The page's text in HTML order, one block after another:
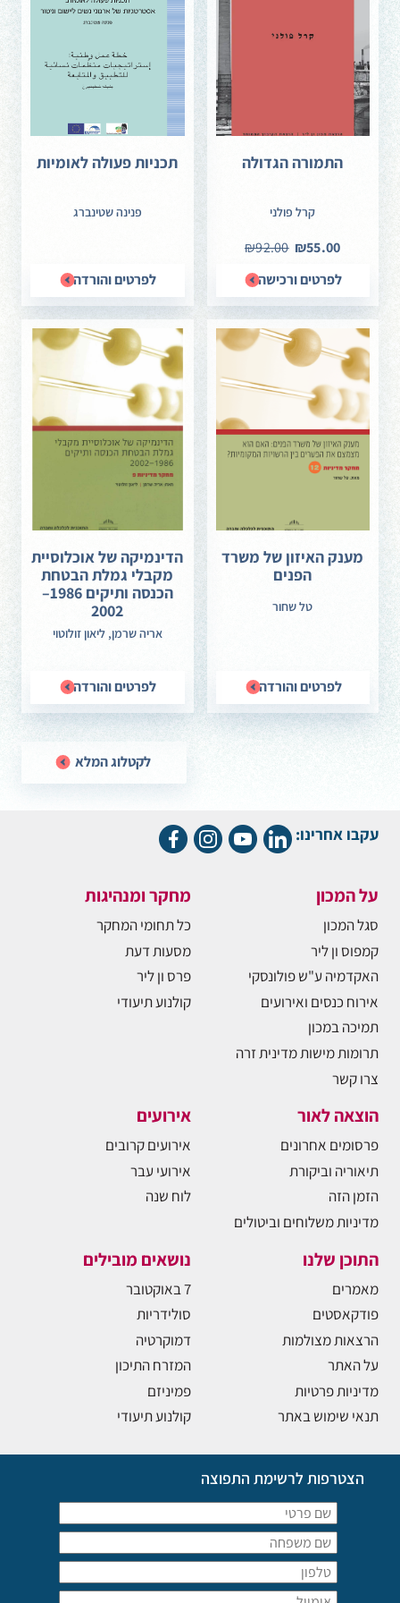
הצעה. מתוך ההריסות – אנו מגישים טקסט שמטרתו לבנות עתיד
עריכת תוכן: ניב סבריאגו
תרגם לערבית: רג'א זעאתרה
לרכישה מרוכזת של הלקסיקון
התמורה הגדולה
קרל פולני
₪55.00
₪92.00
לפרטים ורכישה
תכניות פעולה לאומיות
פנינה שטינברג
לפרטים והורדה
מענק האיזון של משרד
הפנים
טל שחור
לפרטים והורדה
הדינמיקה של אוכלוסיית
מקבלי גמלת הבטחת
הכנסה ותיקים 1986–
2002
אריה שרמן, ליאון זולוטוי
לפרטים והורדה
לקטלוג המלא
עקבו אחרינו:
על המכון
סגל המכון
קמפוס ון ליר
האקדמיה ע"ש פולונסקי
אירוח כנסים ואירועים
תמיכה במכון
תרומות מישות מדינית זרה
צרו קשר
מחקר ומנהיגות
כל תחומי המחקר
מסעות דעת
פרס ון ליר
קולנוע תיעודי
הוצאה לאור
פרסומים אחרונים
תיאוריה וביקורת
הזמן הזה
מדיניות משלוחים וביטולים
אירועים
אירועים קרובים
אירועי עבר
לוח שנה
התוכן שלנו
מאמרים
פודקאסטים
הרצאות מצולמות
על האתר
מדיניות פרטיות
תנאי שימוש באתר
נושאים מובילים
7 באוקטובר
סולידריות
דמוקרטיה
המזרח התיכון
פמיניזם
קולנוע תיעודי
הצטרפות לרשימת התפוצה